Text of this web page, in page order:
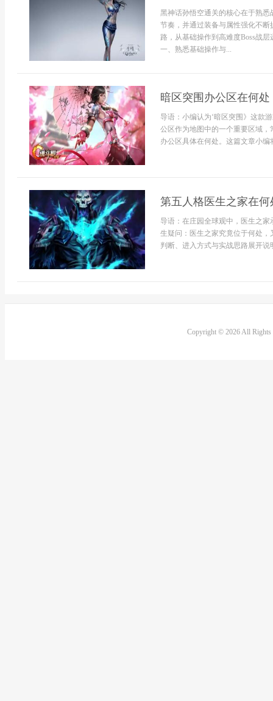
黑神话孙悟空通关的核心在于熟
节奏，并通过装备与属性强化不
路，从基础操作到高难度Boss战
一、熟悉基础操作与...
暗区突围办公区在何处
导语：小编认为‘暗区突围》这款
公区作为地图中的一个重要区域
办公区具体在何处。这篇文章小编
第五人格医生之家在何
导语：在庄园全球观中，医生之
生疑问：医生之家究竟位于何处
判断、进入方式与实战思路展开说
Copyright © 2026 All